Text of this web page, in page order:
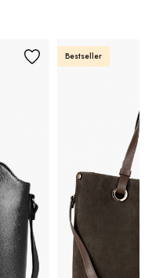
Bestseller